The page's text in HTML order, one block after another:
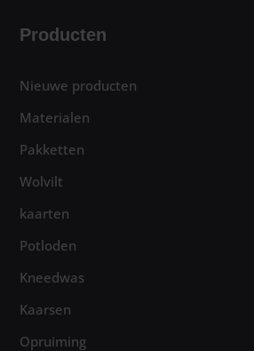
Producten
Nieuwe producten
Materialen
Pakketten
Wolvilt
kaarten
Potloden
Kneedwas
Kaarsen
Opruiming